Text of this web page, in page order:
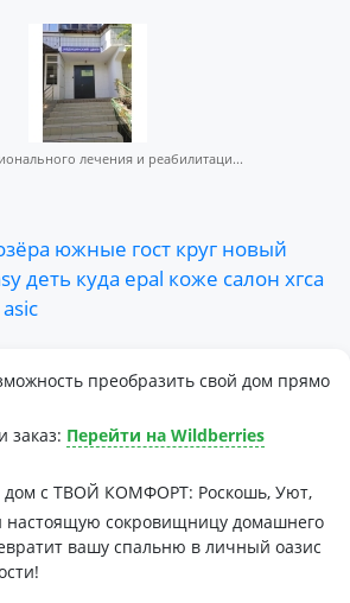
лечения и реабилитаци...
южные гост круг новый
деть куда epal коже салон хгса
asic
преобразить свой дом прямо
заказ: Перейти на Wildberries
дом с ТВОЙ КОМФОРТ: Роскошь, Уют,
настоящую сокровищницу домашнего
вашу спальню в личный оазис